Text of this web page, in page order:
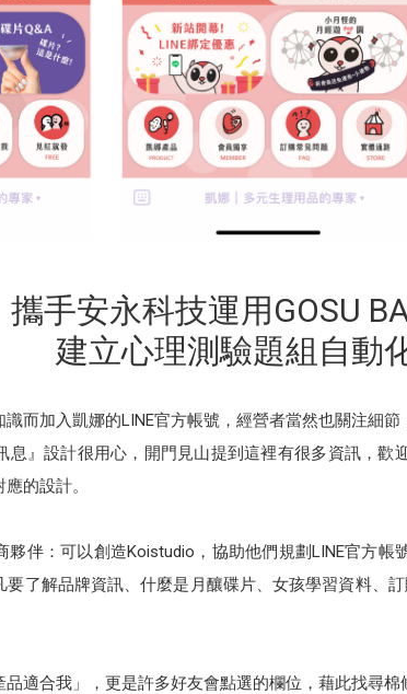
攜手安永科技運用GOSU
建立心理測驗題組自動
而加入凱娜的LINE官方帳號，經營者當然也關注細
息』設計很用心，開門見山提到這裡有很多資訊，歡
的設計。
伴：可以創造Koistudio，協助他們規劃LINE官方帳
了解品牌資訊、什麼是月釀碟片、女孩學習資料、
適合我」，更是許多好友會點選的欄位，藉此找尋